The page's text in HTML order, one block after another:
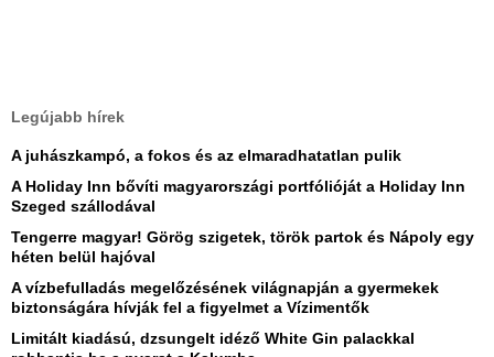
Legújabb hírek
A juhászkampó, a fokos és az elmaradhatatlan pulik
A Holiday Inn bővíti magyarországi portfólióját a Holiday Inn
Szeged szállodával
Tengerre magyar! Görög szigetek, török partok és Nápoly egy
héten belül hajóval
A vízbefulladás megelőzésének világnapján a gyermekek
biztonságára hívják fel a figyelmet a Vízimentők
Limitált kiadású, dzsungelt idéző White Gin palackkal